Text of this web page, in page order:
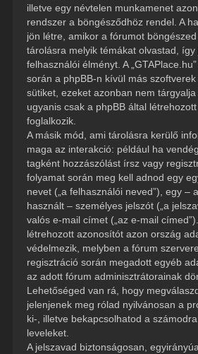
illetve egy névtelen munkamenet
rendszer a böngésződhöz rendel. A
jön létre, amikor a fórumot
tárolásra melyik témákat olvastad, így
felhasználói élményt. A
során a phpBB-n kívül más
sütiket, ezeket azonban nem tárgyalja
ugyanis csak a phpBB által
foglalkozik.
A másik mód, ami tárolásra kerülő
maga az interakció: például ha
tagként hozzászólást írsz vagy
folyamat során meg kell adnod egy
nevet („a felhasználói neved”), egy –
használt – személyes jelszót („a
valós e-mail címet („az e-mail
létrehozott azonosítót azon ország
védelmezik, melyben a fórum
regisztráció során megadott egyéb
az adott fórum adminisztrátorainak
Lehetőséged van rá, hogy
jelenjenek meg rólad nyilvánosan a
ki-, illetve bekapcsolhatod a
leveleket.
A jelszavad biztonságosan,